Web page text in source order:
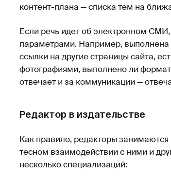
контент-плана — списка тем на
Если речь идет об электронном
параметрами. Например, выполнена
ссылки на другие страницы сайта,
фотографиями, выполнено ли
отвечает и за коммуникации —
Редактор в издательстве
Как правило, редакторы
тесном взаимодействии с ними и
несколько специализаций: